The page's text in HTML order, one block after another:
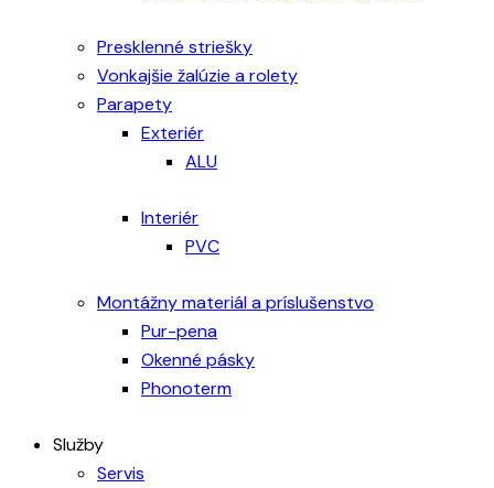
Presklenné striešky
Vonkajšie žalúzie a rolety
Parapety
Exteriér
ALU
Interiér
PVC
Montážny materiál a príslušenstvo
Pur-pena
Okenné pásky
Phonoterm
Služby
Servis